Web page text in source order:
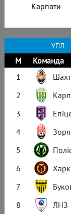
Карпати
УПЛ
М Команда
1
2
3
4
Зоря
5
6
7
8
ЛНЗ